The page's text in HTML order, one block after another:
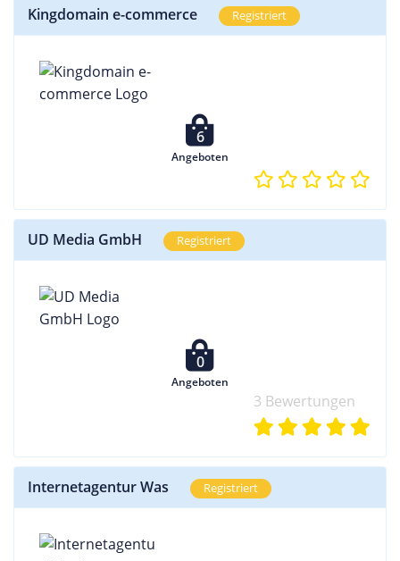
Kingdomain e-commerce Registriert
6
Angeboten
UD Media GmbH Registriert
0
Angeboten
3 Bewertungen
Internetagentur Was Registriert